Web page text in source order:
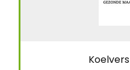
Koelvers